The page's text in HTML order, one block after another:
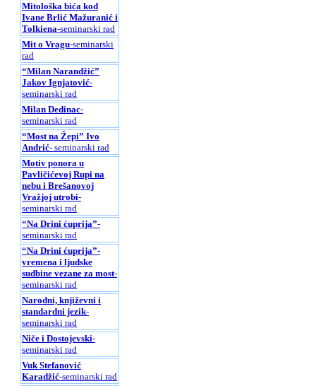
Mitološka bića kod
Ivane Brlić Mažuranić i
Tolkiena-seminarski rad
Mit o Vragu-seminarski
rad
“Milan Narandžić”
Jakov Ignjatović-
seminarski rad
Milan Dedinac-
seminarski rad
“Most na Žepi” Ivo
Andrić- seminarski rad
Motiv ponora u
Pavličićevoj Rupi na
nebu i Brešanovoj
Vražjoj utrobi-
seminarski rad
“Na Drini ćuprija”-
seminarski rad
“Na Drini ćuprija”-
vremena i ljudske
sudbine vezane za most-
seminarski rad
Narodni, književni i
standardni jezik-
seminarski rad
Niče i Dostojevski-
seminarski rad
Vuk Stefanović
Karadžić-seminarski rad